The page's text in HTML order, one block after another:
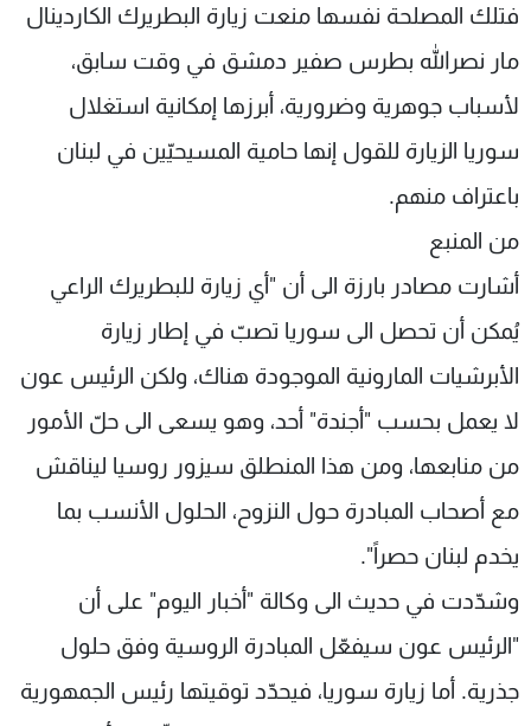
فتلك المصلحة نفسها منعت زيارة البطريرك الكاردينال
مار نصرالله بطرس صفير دمشق في وقت سابق،
لأسباب جوهرية وضرورية، أبرزها إمكانية استغلال
سوريا الزيارة للقول إنها حامية المسيحيّين في لبنان
باعتراف منهم.
من المنبع
أشارت مصادر بارزة الى أن "أي زيارة للبطريرك الراعي
يُمكن أن تحصل الى سوريا تصبّ في إطار زيارة
الأبرشيات المارونية الموجودة هناك، ولكن الرئيس عون
لا يعمل بحسب "أجندة" أحد، وهو يسعى الى حلّ الأمور
من منابعها، ومن هذا المنطلق سيزور روسيا ليناقش
مع أصحاب المبادرة حول النزوح، الحلول الأنسب بما
يخدم لبنان حصراً".
وشدّدت في حديث الى وكالة "أخبار اليوم" على أن
"الرئيس عون سيفعّل المبادرة الروسية وفق حلول
جذرية. أما زيارة سوريا، فيحدّد توقيتها رئيس الجمهورية